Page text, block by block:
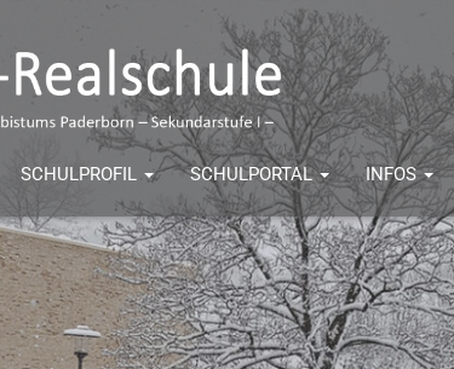
SCHULPROFIL SCHULPORTAL INFOS